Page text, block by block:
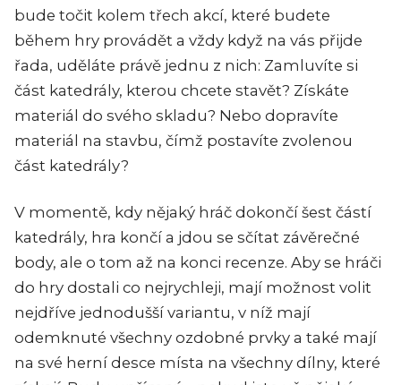
bude točit kolem třech akcí, které budete
během hry provádět a vždy když na vás přijde
řada, uděláte právě jednu z nich: Zamluvíte si
část katedrály, kterou chcete stavět? Získáte
materiál do svého skladu? Nebo dopravíte
materiál na stavbu, čímž postavíte zvolenou
část katedrály?
V momentě, kdy nějaký hráč dokončí šest částí
katedrály, hra končí a jdou se sčítat závěrečné
body, ale o tom až na konci recenze. Aby se hráči
do hry dostali co nejrychleji, mají možnost volit
nejdříve jednodušší variantu, v níž mají
odemknuté všechny ozdobné prvky a také mají
na své herní desce místa na všechny dílny, které